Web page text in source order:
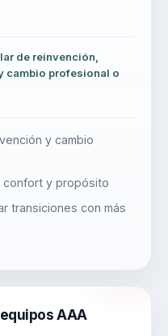
de reinvención,
cambio profesional o
y cambio
confort y propósito
transiciones con más
AAA